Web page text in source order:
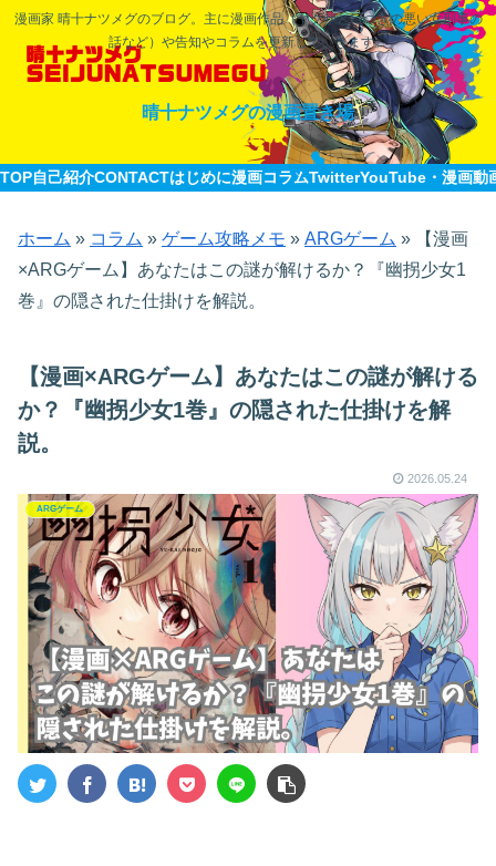
漫画家 晴十ナツメグのブログ。主に漫画作品（ヤクザと目つきの悪い女刑事の
話など）や告知やコラムを更新していきます。
晴十ナツメグの漫画置き場
TOP自己紹介CONTACTはじめに漫画コラムTwitterYouTube・漫画動
ホーム » コラム » ゲーム攻略メモ » ARGゲーム » 【漫画
×ARGゲーム】あなたはこの謎が解けるか？『幽拐少女1
巻』の隠された仕掛けを解説。
【漫画×ARGゲーム】あなたはこの謎が解ける
か？『幽拐少女1巻』の隠された仕掛けを解
説。
2026.05.24
ARGゲーム